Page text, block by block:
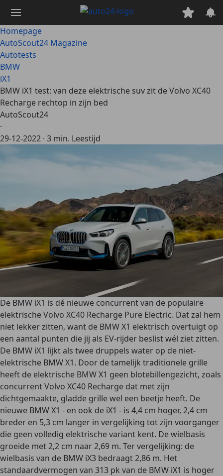
naar
hoofdinhoud
Homepage
AutoScout24 Magazine
Autotests
BMW
iX1
BMW iX1 test: van deze elektrische suv zit de Volvo XC40
Recharge rechtop in zijn bed
AutoScout24
·
29-12-2022 · 3 min. Leestijd
De BMW iX1 is dé nieuwe concurrent van de populaire
elektrische Volvo XC40 Recharge Pure Electric. Dat zal hem
niet lekker zitten, want de BMW X1 elektrisch overtuigt op
een aantal punten die jij als EV-rijder beslist wél ziet zitten.
De BMW iX1 lijkt als twee druppels water op de niet-
elektrische BMW X1. Door de tamelijk traditionele grille
heeft de elektrische BMW X1 geen blotebillengezicht, zoals
concurrent Volvo XC40 Recharge dat met zijn
dichtgemaakte, gladde grille wel een beetje heeft. De
nieuwe BMW X1 - en ook de iX1 - is 4,4 cm hoger, 2,4 cm
breder en 5,3 cm langer in vergelijking tot zijn voorganger
die geen volledig elektrische variant kent. De wielbasis
groeide met 2,2 cm naar 2,69 m. Ter vergelijking: de
wielbasis van de BMW iX3 bedraagt 2,86 m. Het
standaardvermogen van 313 pk van de BMW iX1 is hoger